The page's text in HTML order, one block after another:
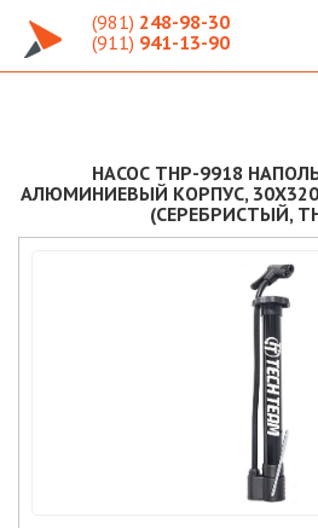
(981) 248-98-30
(911) 941-13-90
НАСОС THP-9918
АЛЮМИНИЕВЫЙ КОРПУС,
(СЕРЕБРИСТЫЙ,